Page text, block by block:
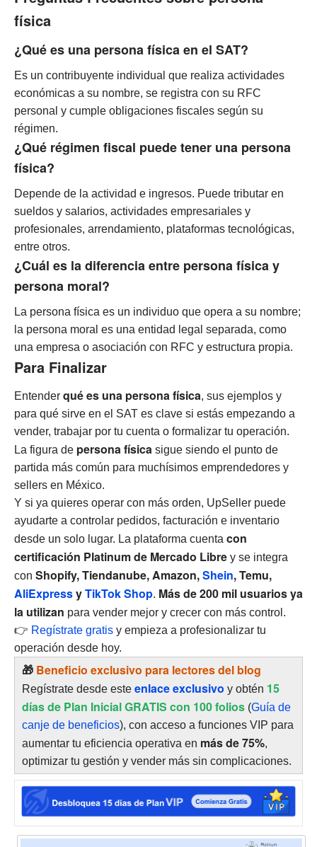
física
¿Qué es una persona física en el SAT?
Es un contribuyente individual que realiza actividades
económicas a su nombre, se registra con su RFC
personal y cumple obligaciones fiscales según su
régimen.
¿Qué régimen fiscal puede tener una persona
física?
Depende de la actividad e ingresos. Puede tributar en
sueldos y salarios, actividades empresariales y
profesionales, arrendamiento, plataformas tecnológicas,
entre otros.
¿Cuál es la diferencia entre persona física y
persona moral?
La persona física es un individuo que opera a su nombre;
la persona moral es una entidad legal separada, como
una empresa o asociación con RFC y estructura propia.
Para Finalizar
Entender qué es una persona física, sus ejemplos y
para qué sirve en el SAT es clave si estás empezando a
vender, trabajar por tu cuenta o formalizar tu operación.
La figura de persona física sigue siendo el punto de
partida más común para muchísimos emprendedores y
sellers en México.
Y si ya quieres operar con más orden, UpSeller puede
ayudarte a controlar pedidos, facturación e inventario
desde un solo lugar. La plataforma cuenta con
certificación Platinum de Mercado Libre y se integra
con Shopify, Tiendanube, Amazon,Shein, Temu,
AliExpressyTikTok Shop. Más de 200 mil usuarios ya
la utilizan para vender mejor y crecer con más control.
👉 Regístrate gratis y empieza a profesionalizar tu
operación desde hoy.
🎁 Beneficio exclusivo para lectores del blog
Regístrate desde este enlace exclusivo y obtén 15
días de Plan Inicial GRATIS con 100 folios (Guía de
canje de beneficios), con acceso a funciones VIP para
aumentar tu eficiencia operativa en más de 75%,
optimizar tu gestión y vender más sin complicaciones.